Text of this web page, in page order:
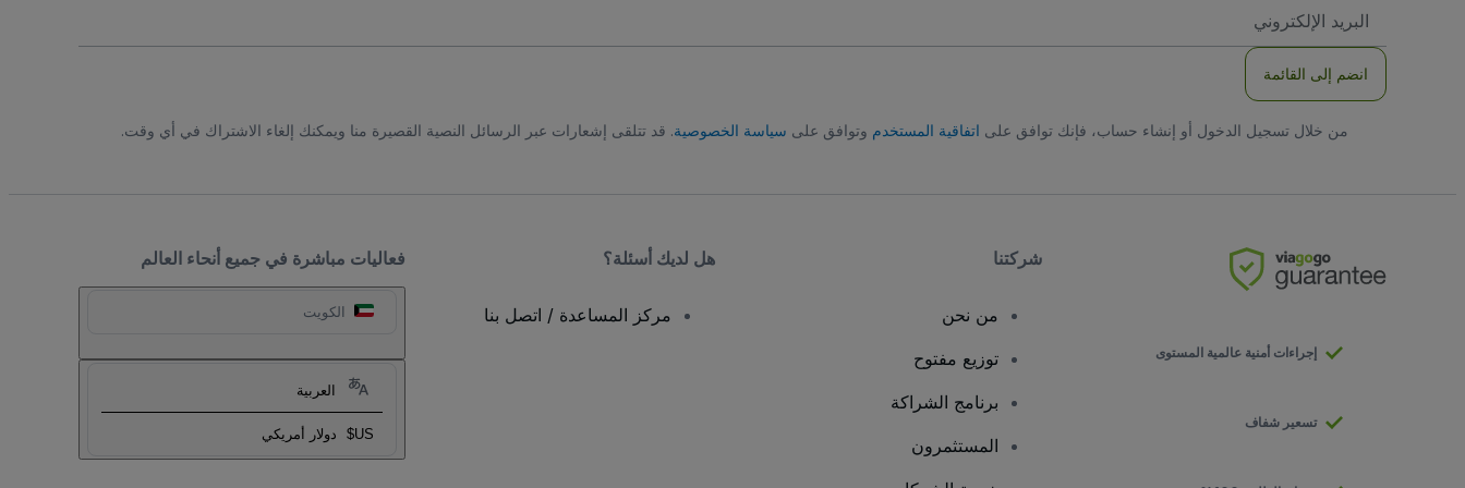
الاكتروني
انضم إلى القائمة
من خلال تسجيل الدخول أو إنشاء حساب، فإنك توافق على اتفاقية المستخدم وتوافق على سياسة الخصوصية. قد تتلقى إشعارات عبر الرسائل النصية القصيرة منا ويمكنك إلغاء الاشتراك في أي وقت.
فعاليات مباشرة في جميع أنحاء العالم
الكويت
العربية
US$ دولار أمريكي
إجراءات أمنية عالمية المستوى
تسعير شفاف
شركتنا
من نحن
توزيع مفتوح
برنامج الشراكة
المستثمرون
هل لديك أسئلة؟
مركز المساعدة / اتصل بنا